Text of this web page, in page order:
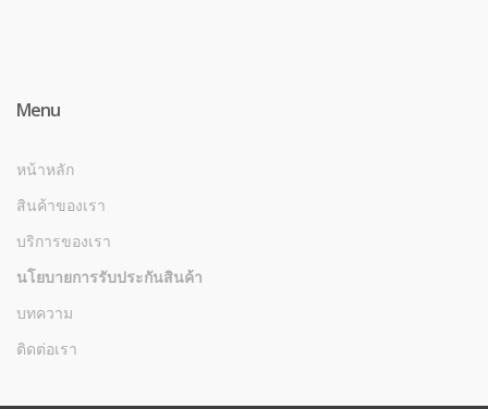
Menu
หน้าหลัก
สินค้าของเรา
บริการของเรา
นโยบายการรับประกันสินค้า
บทความ
ติดต่อเรา